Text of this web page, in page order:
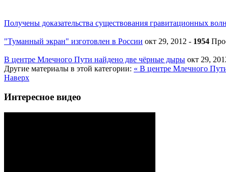
Получены доказательства существования гравитационных
"Туманный экран" изготовлен в России окт 29, 2012 - 1954
В центре Млечного Пути найдено две чёрные дыры окт 29,
Другие материалы в этой категории: « В центре Млечного
Наверх
Интересное видео